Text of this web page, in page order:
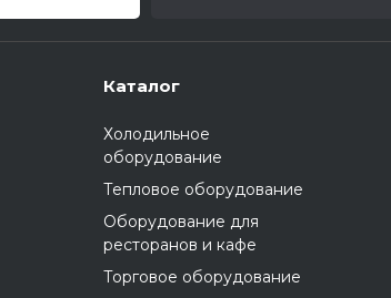
Каталог
Холодильное
оборудование
Тепловое оборудование
Оборудование для
ресторанов и кафе
Торговое оборудование